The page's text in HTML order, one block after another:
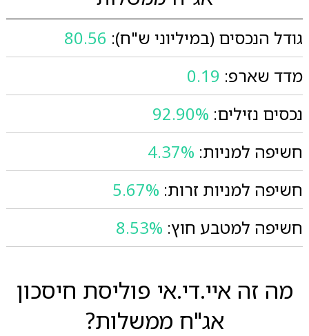
גודל הנכסים (במיליוני ש"ח): 80.56
מדד שארפ: 0.19
נכסים נזילים: 92.90%
חשיפה למניות: 4.37%
חשיפה למניות זרות: 5.67%
חשיפה למטבע חוץ: 8.53%
מה זה איי.די.אי פוליסת חיסכון
אג"ח ממשלות?